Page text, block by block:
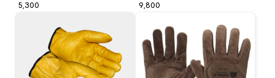
5,300
9,800